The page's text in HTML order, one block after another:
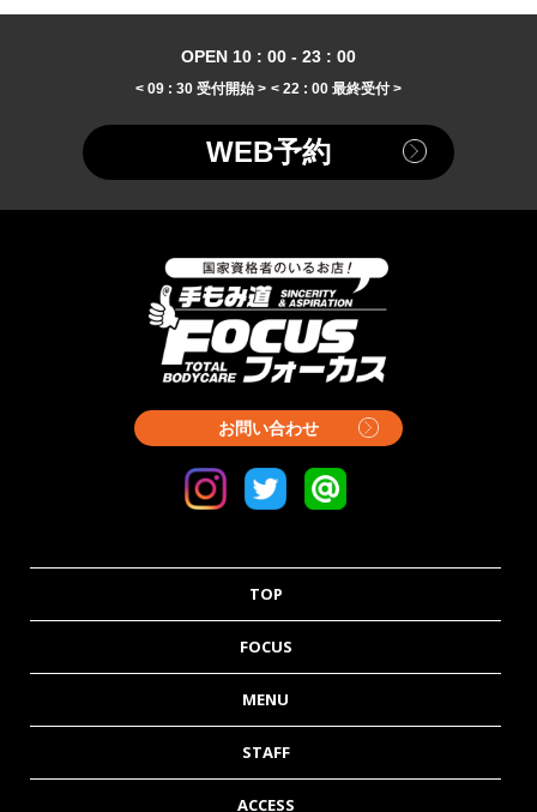
OPEN 10 : 00 - 23 : 00
< 09 : 30 受付開始 > < 22 : 00 最終受付 >
WEB予約
お問い合わせ
TOP
FOCUS
MENU
STAFF
ACCESS